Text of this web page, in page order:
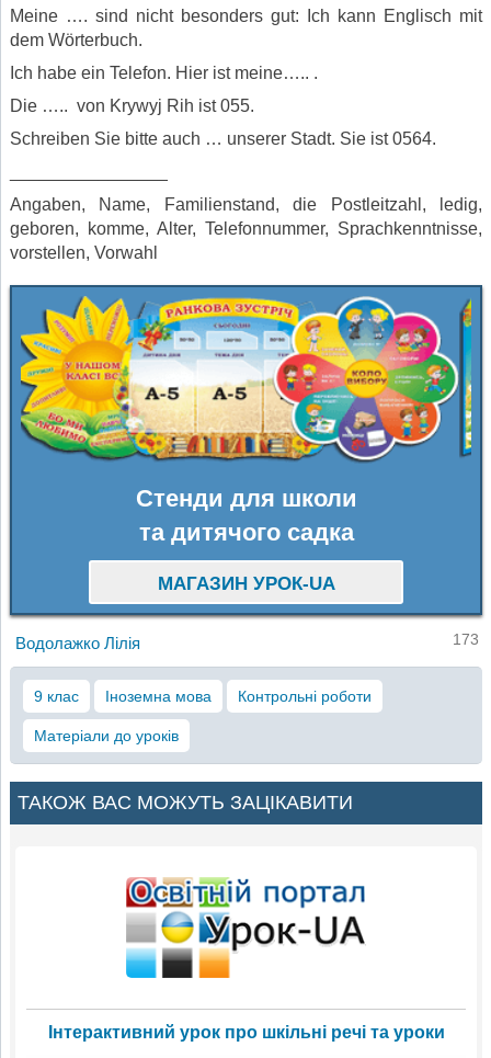
Meine …. sind nicht besonders gut: Ich kann Englisch mit
dem Wörterbuch.
Ich habe ein Telefon. Hier ist meine….. .
Die ….. von Krywyj Rih ist 055.
Schreiben Sie bitte auch … unserer Stadt. Sie ist 0564.
Angaben, Name, Familienstand, die Postleitzahl, ledig,
geboren, komme, Alter, Telefonnummer, Sprachkenntnisse,
vorstellen, Vorwahl
Стенди для школи
та дитячого садка
МАГАЗИН УРОК-UA
Водолажко Лілія 173
9 клас Іноземна мова Контрольні роботи
Матеріали до уроків
ТАКОЖ ВАС МОЖУТЬ ЗАЦІКАВИТИ
Інтерактивний урок про шкільні речі та уроки